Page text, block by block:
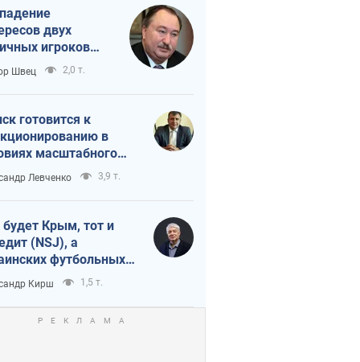
двух
игроков
тайный план
и Путина?
Швец 2,0 т.
готовится к
в
масштабного
кризиса
Левченко 3,9 т.
будет Крым, тот и
(NSJ), а
футбольных
могут
убийцами
Кирш 1,5 т.